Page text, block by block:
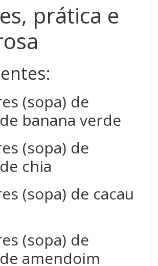
prática e
(sopa) de
banana verde
(sopa) de
chia
(sopa) de cacau
(sopa) de
amendoim